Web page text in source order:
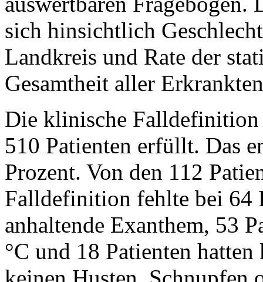
sich hinsichtlich
Landkreis und Rate der
Gesamtheit aller
Die klinische
510 Patienten erfüllt. Das
Prozent. Von den 112
Falldefinition fehlte bei 64
anhaltende Exanthem, 53
°C und 18 Patienten